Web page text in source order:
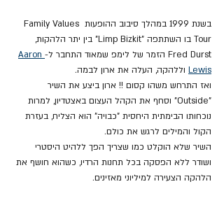
בשנת 1999 במהלך סיבוב ההופעות Family Values
Tour בו השתתפה "Limp Bizkit" בין יתר הלהקות,
Fred Durst הזמר של לימפ שמאוד התחבר ל-
Aaron
Lewis וללהקה, העלה את ארון לבמה.
ואז התרחש משהו קסום !! ארון ביצע את השיר
"Outside" וסחף את הקהל העצום באצטדיון, למרות
נוכחותו הבימתית היחסית "כבויה" הוא הצליח, בעזרת
הקול והמילים לרגש את כולם.
השיר שלא הוקלט כמו שצריך הפך ללהיט היסטרי
ושודר ללא הפסקה בכל תחנות הרדיו, כשהוא חושף את
הלהקה הצעירה למיליוני מאזינים.